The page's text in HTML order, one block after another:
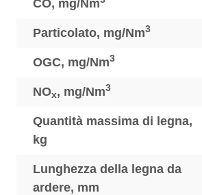
CO, mg/Nm
Particolato, mg/Nm3
OGC, mg/Nm3
NOx, mg/Nm3
Quantità massima di legna,
kg
Lunghezza della legna da
ardere, mm